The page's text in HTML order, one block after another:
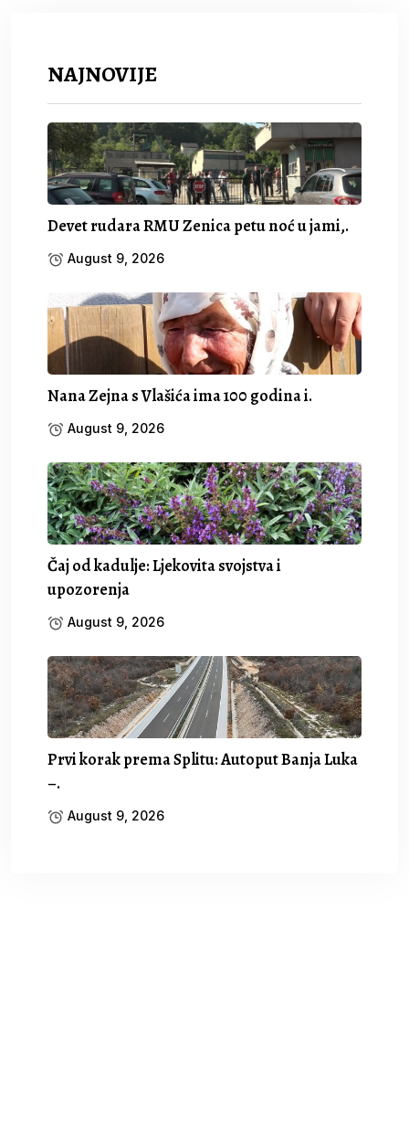
NAJNOVIJE
Devet rudara RMU Zenica petu noć u jami,.
August 9, 2026
Nana Zejna s Vlašića ima 100 godina i.
August 9, 2026
Čaj od kadulje: Ljekovita svojstva i
upozorenja
August 9, 2026
Prvi korak prema Splitu: Autoput Banja Luka
–.
August 9, 2026